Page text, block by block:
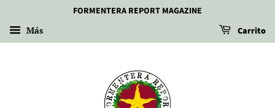
FORMENTERA REPORT MAGAZINE
Más Carrito